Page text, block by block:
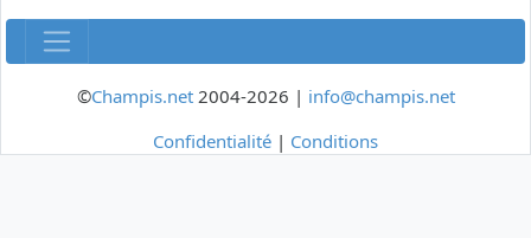
©Champis.net2004-2026 | info@champis.net
Confidentialité | Conditions